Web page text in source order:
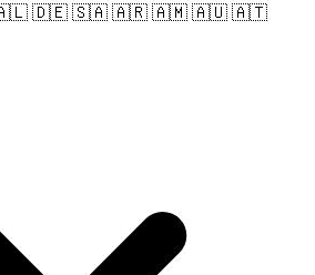
🇩🇪 🇸🇦 🇦🇷 🇦🇲 🇦🇺 🇦🇹